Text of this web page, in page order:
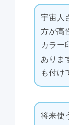
宇宙人
方が高
カラー
ありま
も付け
将来使